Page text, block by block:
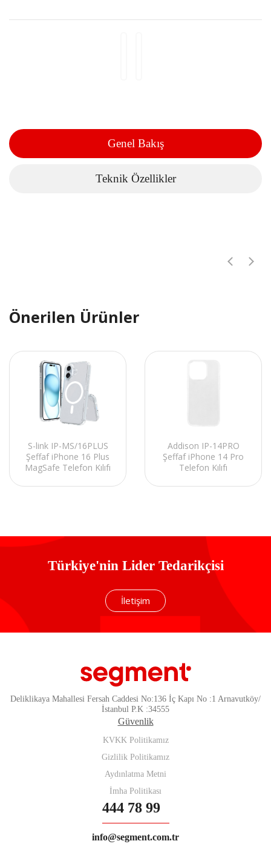
Genel Bakış
Teknik Özellikler
Önerilen Ürünler
S-link IP-MS/16PLUS
Şeffaf iPhone 16 Plus
MagSafe Telefon Kılıfı
Addison IP-14PRO
Şeffaf iPhone 14 Pro
Telefon Kılıfı
Türkiye'nin Lider Tedarikçisi
İletişim
Deliklikaya Mahallesi Fersah Caddesi No:136 İç Kapı No :1 Arnavutköy/
İstanbul P.K :34555
Güvenlik
KVKK Politikamız
Gizlilik Politikamız
Aydınlatma Metni
İmha Politikası
444 78 99
info@segment.com.tr